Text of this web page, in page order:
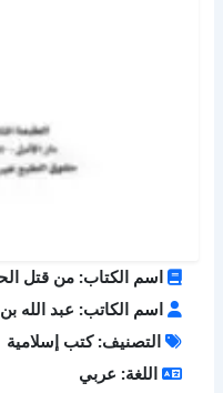
اسم الكتاب: من قتل
اسم الكاتب: عبد الله بن
التصنيف: كتب إسلامية
اللغة: عربي